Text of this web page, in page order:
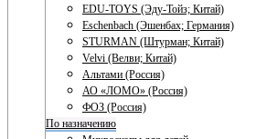
EDU-TOYS (Эду-Тойз; Китай)
Eschenbach (Эшенбах; Германия)
STURMAN (Штурман; Китай)
Velvi (Велви; Китай)
Альтами (Россия)
АО «ЛОМО» (Россия)
ФОЗ (Россия)
По назначению